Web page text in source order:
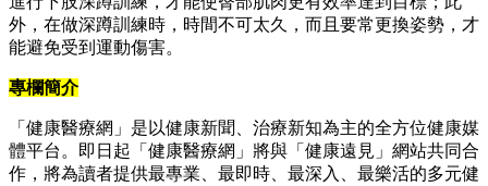
外，在做深蹲訓練時，時間不可太久，而且要常更換姿勢，才
能避免受到運動傷害。
專欄簡介
「健康醫療網」是以健康新聞、治療新知為主的全方位健康媒
體平台。即日起「健康醫療網」將與「健康遠見」網站共同合
作，將為讀者提供最專業、最即時、最深入、最樂活的多元健